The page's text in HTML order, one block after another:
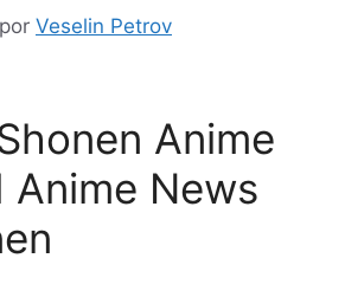
por Veselin Petrov
Anime
Anime News